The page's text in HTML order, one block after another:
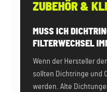
ZUBEHÖR &
MUSS ICH
FILTERWECHSEL
Wenn der Hersteller
sollten Dichtringe und
werden. Alte